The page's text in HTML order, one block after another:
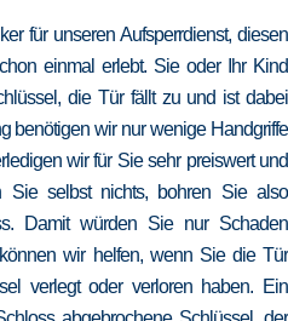
für unseren Aufsperrdienst, diesen
einmal erlebt. Sie oder Ihr Kind
die Tür fällt zu und ist dabei
benötigen wir nur wenige Handgriffe
wir für Sie sehr preiswert und
Sie selbst nichts, bohren Sie also
Damit würden Sie nur Schaden
wir helfen, wenn Sie die Tür
verlegt oder verloren haben. Ein